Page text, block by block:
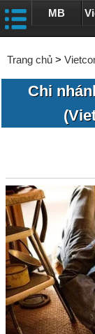
MB
Trang chủ >
Chi